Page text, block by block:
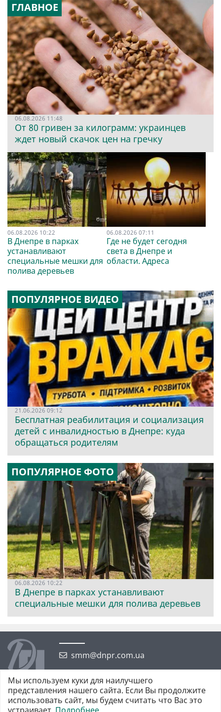
ГЛАВНОЕ
06.08.2026 11:48
От 80 гривен за килограмм: украинцев
ждет новый скачок цен на гречку
06.08.2026 10:22
В Днепре в парках
устанавливают
специальные мешки для
полива деревьев
06.08.2026 07:11
Где не будет сегодня
света в Днепре и
области. Адреса
ПОПУЛЯРНОЕ ВИДЕО
21.06.2026 09:12
Бесплатная реабилитация и социализация
детей с инвалидностью в Днепре: куда
обращаться родителям
ПОПУЛЯРНОЕ ФОТО
06.08.2026 10:22
В Днепре в парках устанавливают
специальные мешки для полива деревьев
smm@dnpr.com.ua
Мы используем куки для наилучшего
представления нашего сайта. Если Вы продолжите
использовать сайт, мы будем считать что Вас это